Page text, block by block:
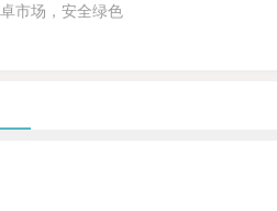
市场，安全绿色